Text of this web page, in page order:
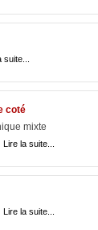
suite...
coté
mixte
Lire la suite...
Lire la suite...